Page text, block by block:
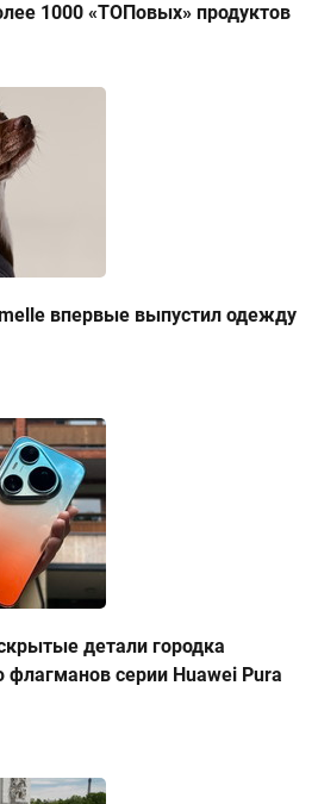
1000 «ТОПовых» продуктов
впервые выпустил одежду
детали городка
серии Huawei Pura